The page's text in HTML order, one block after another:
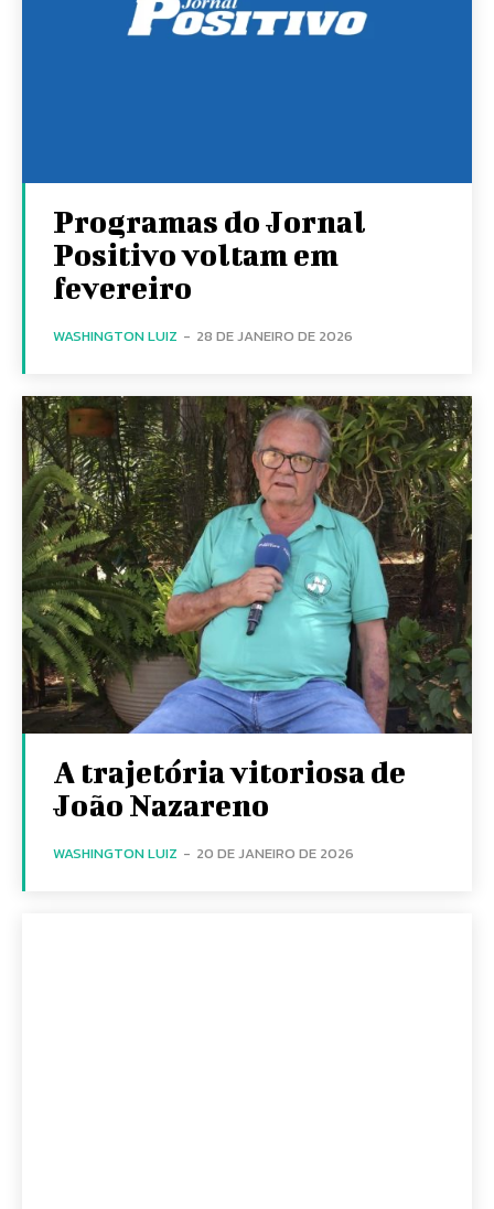
Programas do Jornal
Positivo voltam em
fevereiro
WASHINGTON LUIZ - 28 DE JANEIRO DE 2026
A trajetória vitoriosa de
João Nazareno
WASHINGTON LUIZ - 20 DE JANEIRO DE 2026